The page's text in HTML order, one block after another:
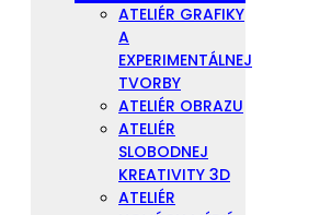
ATELIÉR GRAFIKY
A
EXPERIMENTÁLNEJ
TVORBY
ATELIÉR OBRAZU
ATELIÉR
SLOBODNEJ
KREATIVITY 3D
ATELIÉR